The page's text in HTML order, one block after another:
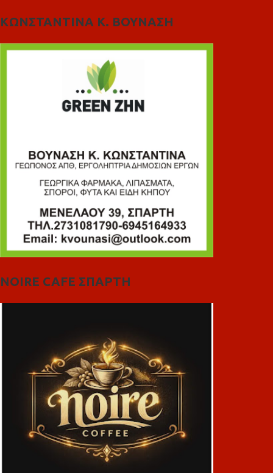
ΚΩΝΣΤΑΝΤΙΝΑ Κ. ΒΟΥΝΑΣΗ
NOIRE CAFE ΣΠΑΡΤΗ